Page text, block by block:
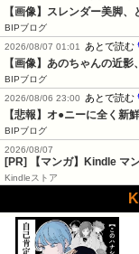
【画像】スレンダー美脚
BIPブログ
2026/08/07 01:01
あとで読む
【画像】あのちゃんの近影
BIPブログ
2026/08/06 23:00
あとで読む
【悲報】オ●ニーに全く新
BIPブログ
2026/08/07
[PR] 【マンガ】Kindle マ
Kindleストア